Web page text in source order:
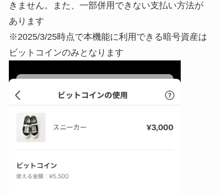
きません。また、一部併用できない支払い方法が
あります
※2025/3/25時点で本機能に利用できる暗号資産は
ビットコインのみとなります